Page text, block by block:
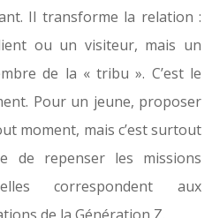
Il transforme la relation :
ou un visiteur, mais un
de la « tribu ». C’est le
Pour un jeune, proposer
moment, mais c’est surtout
de repenser les missions
correspondent aux